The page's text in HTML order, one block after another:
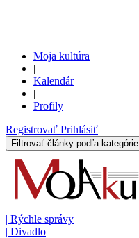
Moja kultúra
|
Kalendár
|
Profily
Registrovať Prihlásiť
Filtrovať články podľa kategórie
| Rýchle správy
| Divadlo